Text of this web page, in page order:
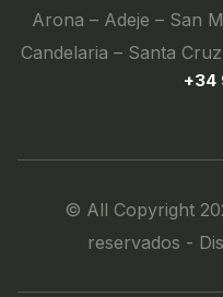
Arona – Adeje – San
Candelaria – Santa
+34
© All Copyright
reservados -